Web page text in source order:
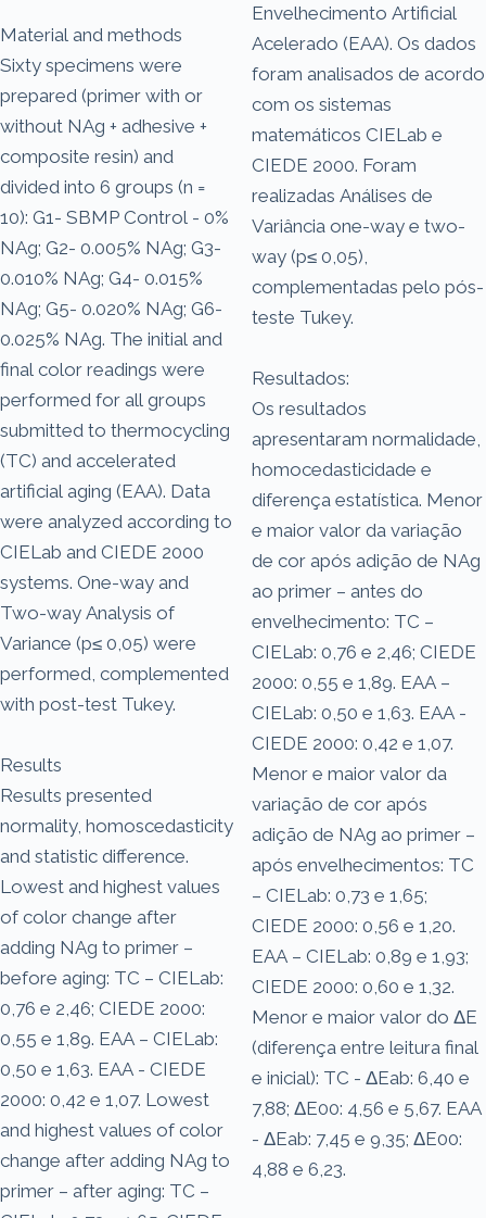
Material and methods
Sixty specimens were
prepared (primer with or
without NAg + adhesive +
composite resin) and
divided into 6 groups (n =
10): G1- SBMP Control - 0%
NAg; G2- 0.005% NAg; G3-
0.010% NAg; G4- 0.015%
NAg; G5- 0.020% NAg; G6-
0.025% NAg. The initial and
final color readings were
performed for all groups
submitted to thermocycling
(TC) and accelerated
artificial aging (EAA). Data
were analyzed according to
CIELab and CIEDE 2000
systems. One-way and
Two-way Analysis of
Variance (p≤ 0,05) were
performed, complemented
with post-test Tukey.
Results
Results presented
normality, homoscedasticity
and statistic difference.
Lowest and highest values
of color change after
adding NAg to primer –
before aging: TC – CIELab:
0,76 e 2,46; CIEDE 2000:
0,55 e 1,89. EAA – CIELab:
0,50 e 1,63. EAA - CIEDE
2000: 0,42 e 1,07. Lowest
and highest values of color
change after adding NAg to
primer – after aging: TC –
Envelhecimento Artificial
Acelerado (EAA). Os dados
foram analisados de acordo
com os sistemas
matemáticos CIELab e
CIEDE 2000. Foram
realizadas Análises de
Variância one-way e two-
way (p≤ 0,05),
complementadas pelo pós-
teste Tukey.
Resultados:
Os resultados
apresentaram normalidade,
homocedasticidade e
diferença estatística. Menor
e maior valor da variação
de cor após adição de NAg
ao primer – antes do
envelhecimento: TC –
CIELab: 0,76 e 2,46; CIEDE
2000: 0,55 e 1,89. EAA –
CIELab: 0,50 e 1,63. EAA -
CIEDE 2000: 0,42 e 1,07.
Menor e maior valor da
variação de cor após
adição de NAg ao primer –
após envelhecimentos: TC
– CIELab: 0,73 e 1,65;
CIEDE 2000: 0,56 e 1,20.
EAA – CIELab: 0,89 e 1,93;
CIEDE 2000: 0,60 e 1,32.
Menor e maior valor do ΔE
(diferença entre leitura final
e inicial): TC - ΔEab: 6,40 e
7,88; ΔE00: 4,56 e 5,67. EAA
- ΔEab: 7,45 e 9,35; ΔE00:
4,88 e 6,23.